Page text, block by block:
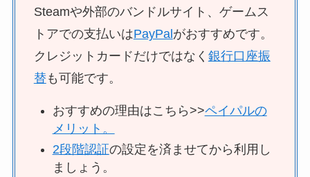
Steamや外部のバンドルサイト、ゲームス
トアでの支払いはPayPalがおすすめです。
クレジットカードだけではなく 銀行口座振
替も可能です。
おすすめの理由はこちら>>ペイパルの
メリット。
2段階認証の設定を済ませてから利用し
ましょう。